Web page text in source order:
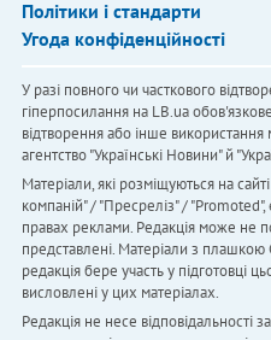
Політики і стандарти
Угода конфіденційності
У разі повного чи часткового
гіперпосилання на LB.ua
відтворення або інше використання
агентство "Українськi Новини" й
Матеріали, які розміщуються на
компаній" / "Пресреліз" /
правах реклами. Редакція може не
представлені. Матеріали з
редакція бере участь у підготовці
висловлені у цих матеріалах.
Редакція не несе відповідальності